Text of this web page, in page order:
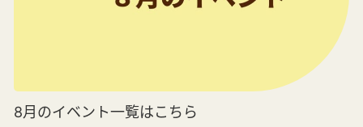
8月のイベント一覧はこちら